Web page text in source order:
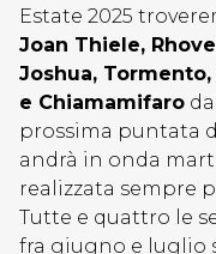
Estate 2025
Joan Thiele,
Joshua,
e Chiamamifaro
prossima puntata
andrà in onda
realizzata sempre
Tutte e quattro le
fra giugno e luglio